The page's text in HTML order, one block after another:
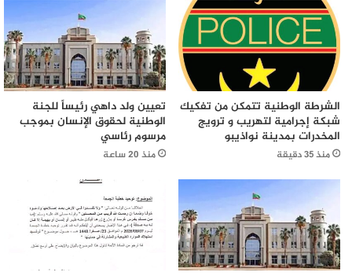
الشرطة الوطنية تتمكن من تفكيك
شبكة إجرامية لتهريب و ترويج
المخدرات بمدينة نواذيبو
منذ 35 دقيقة
تعيين ولد داهي رئيساً للجنة
الوطنية لحقوق الإنسان بموجب
مرسوم رئاسي
منذ 20 ساعة